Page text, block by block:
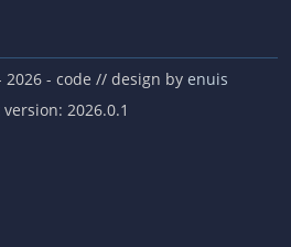
2026- code // design by enuis
2026.0.1